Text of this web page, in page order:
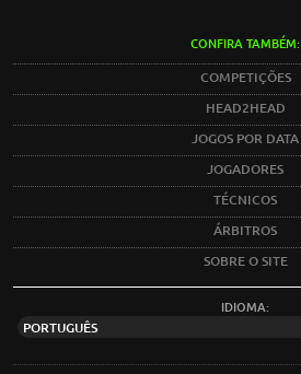
CONFIRA TAMBÉM:
COMPETIÇÕES
HEAD2HEAD
JOGOS POR DATA
JOGADORES
TÉCNICOS
ÁRBITROS
SOBRE O SITE
IDIOMA: